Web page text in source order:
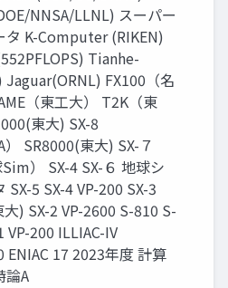
NNSA/LLNL) スーパー
タ K-Computer (RIKEN)
Tianhe-
Jaguar(ORNL) FX100（名
（東工大） T2K（東
東大) SX-8
） SR8000(東大) SX-７
） SX-4 SX-６ 地球シ
SX-5 SX-4 VP-200 SX-3
) SX-2 VP-2600 S-810 S-
VP-200 ILLIAC-IV
ENIAC 17 2023年度 計算
論A